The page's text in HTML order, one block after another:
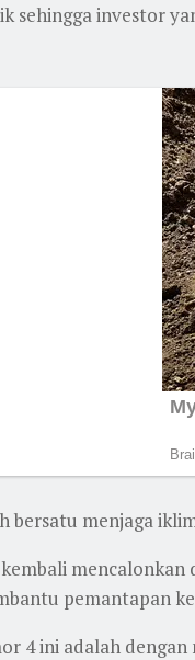
sehingga investor
bersatu menjaga
pemantapan
4 ini adalah